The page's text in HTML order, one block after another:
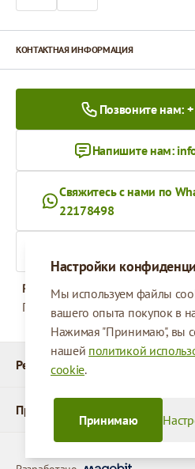
Настройки
Мы используем файлы
вашего опыта покупок в
Нажимая "Принимаю", вы
нашей политикой
cookie.
Принимаю
Реквизиты
Продукты
КОНТАКТНАЯ ИНФОРМАЦИЯ
Позвоните нам:
Напишите нам:
Свяжитесь с нами по
22178498
Рабочее время
Понедельник - Пятница